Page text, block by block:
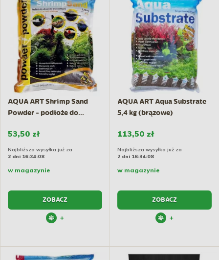
AQUA ART Shrimp Sand
Powder - podłoże do...
53,50 zł
Najbliższa wysyłka już za
2 dni 16:34:07
w magazynie
ZOBACZ
+
AQUA ART Aqua Substrate
5,4 kg (brązowe)
113,50 zł
Najbliższa wysyłka już za
2 dni 16:34:07
w magazynie
ZOBACZ
+